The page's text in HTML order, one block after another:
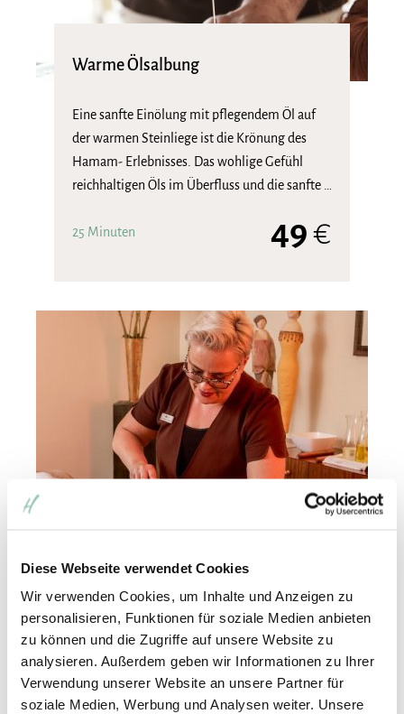
Diese Webseite verwendet Cookies
Wir verwenden Cookies, um Inhalte und Anzeigen zu
personalisieren, Funktionen für soziale Medien anbieten
zu können und die Zugriffe auf unsere Website zu
analysieren. Außerdem geben wir Informationen zu Ihrer
Verwendung unserer Website an unsere Partner für
soziale Medien, Werbung und Analysen weiter. Unsere
Warme Ölsalbung
Eine sanfte Einölung mit pflegendem Öl auf
der warmen Steinliege ist die Krönung des
Hamam- Erlebnisses. Das wohlige Gefühl
reichhaltigen Öls im Überfluss und die sanfte …
25 Minuten 49€
Waldkraft-Massage
Intensive Massage für tief liegende
Verspannungen und optimale Durchblutung: